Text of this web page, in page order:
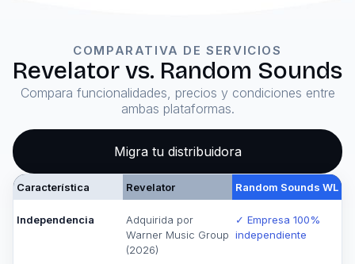
COMPARATIVA DE SERVICIOS
Revelator vs. Random Sounds
Compara funcionalidades, precios y condiciones entre
ambas plataformas.
Migra tu distribuidora
Característica Revelator Random Sounds WL
Independencia
Adquirida por
Warner Music Group
(2026)
✓ Empresa 100%
independiente